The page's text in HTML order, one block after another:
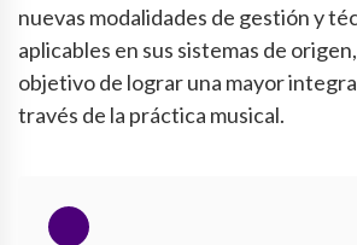
nuevas modalidades de gestión y
aplicables en sus sistemas de
objetivo de lograr una mayor
través de la práctica musical.